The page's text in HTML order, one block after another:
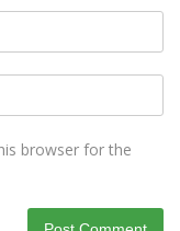
browser for the